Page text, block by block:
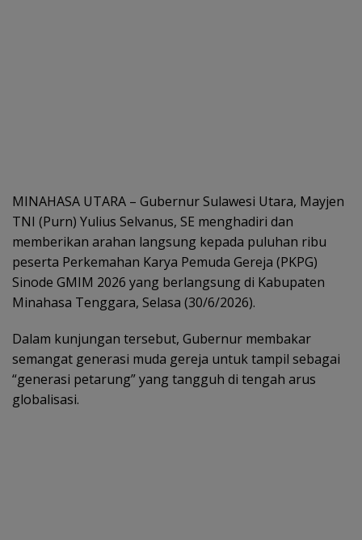
MINAHASA UTARA – Gubernur Sulawesi Utara, Mayjen
TNI (Purn) Yulius Selvanus, SE menghadiri dan
memberikan arahan langsung kepada puluhan ribu
peserta Perkemahan Karya Pemuda Gereja (PKPG)
Sinode GMIM 2026 yang berlangsung di Kabupaten
Minahasa Tenggara, Selasa (30/6/2026).
Dalam kunjungan tersebut, Gubernur membakar
semangat generasi muda gereja untuk tampil sebagai
“generasi petarung” yang tangguh di tengah arus
globalisasi.